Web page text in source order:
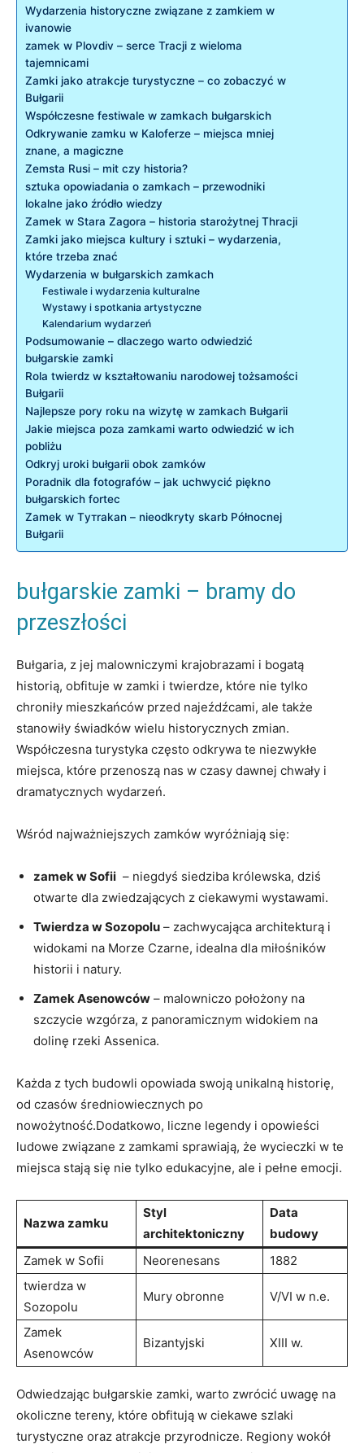
Wydarzenia historyczne ⁣związane z ‍zamkiem w
⁤ivanowie
zamek w Plovdiv‌ – ⁣serce Tracji z⁤ wieloma‌
tajemnicami
Zamki jako atrakcje turystyczne – co zobaczyć w⁣
Bułgarii
Współczesne ‌festiwale ⁤w zamkach bułgarskich
Odkrywanie zamku w Kaloferze – miejsca⁢ mniej⁤
znane, a magiczne
Zemsta Rusi – mit czy historia?
sztuka opowiadania ‍o zamkach – przewodniki
‌lokalne⁣ jako źródło wiedzy
Zamek w Stara Zagora –⁣ historia starożytnej Thracji
Zamki jako miejsca kultury i ‌sztuki – wydarzenia,
które trzeba znać
Wydarzenia w bułgarskich zamkach
Festiwale i wydarzenia kulturalne
Wystawy ​i spotkania artystyczne
Kalendarium wydarzeń
Podsumowanie – dlaczego warto odwiedzić
bułgarskie zamki
Rola twierdz w ​kształtowaniu narodowej ‍tożsamości
Bułgarii
Najlepsze pory roku ‌na wizytę w zamkach Bułgarii
Jakie miejsca ‌poza ⁣zamkami warto odwiedzić w ich
pobliżu
Odkryj uroki bułgarii obok zamków
Poradnik dla‍ fotografów – jak uchwycić ‌piękno
bułgarskich fortec
Zamek w Tутrakan – nieodkryty‍ skarb Północnej
Bułgarii
bułgarskie zamki – bramy do
przeszłości
Bułgaria, z ⁤jej malowniczymi krajobrazami i bogatą
historią, obfituje​ w zamki i⁣ twierdze, które nie tylko
chroniły mieszkańców przed​ najeźdźcami, ale także
stanowiły świadków wielu historycznych zmian.
Współczesna⁢ turystyka ⁣często odkrywa te ⁢niezwykłe
miejsca, które przenoszą⁤ nas w czasy dawnej chwały i
dramatycznych⁢ wydarzeń.
Wśród najważniejszych zamków wyróżniają się:
zamek w⁣ Sofii ⁣ – niegdyś ‍siedziba królewska, dziś
otwarte⁢ dla​ zwiedzających z ciekawymi wystawami.
Twierdza w Sozopolu ​–⁤ zachwycająca architekturą i
widokami na ‌Morze Czarne, idealna dla miłośników
historii i‌ natury.
Zamek Asenowców – ​malowniczo‍ położony ⁣na
szczycie ‍wzgórza, z panoramicznym widokiem na
dolinę rzeki Assenica.
Każda ​z⁣ tych budowli opowiada swoją unikalną ‍historię,
od czasów średniowiecznych po
nowożytność.Dodatkowo,⁣ liczne legendy i opowieści
ludowe związane⁢ z zamkami sprawiają, że wycieczki w te ​
miejsca stają się ‍nie ⁣tylko edukacyjne, ale i pełne emocji.
Nazwa zamku
Styl
architektoniczny
Data
budowy
Zamek w Sofii
Neorenesans
1882
twierdza w
Sozopolu
Mury obronne V/VI w ⁢n.e.
Zamek
Asenowców
Bizantyjski XIII w.
Odwiedzając bułgarskie zamki, ​warto zwrócić uwagę na
okoliczne tereny,​ które obfitują w ⁤ciekawe‍ szlaki
turystyczne oraz atrakcje​ przyrodnicze.⁢ Regiony wokół